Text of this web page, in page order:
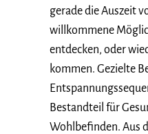
gerade die Auszeit
willkommene
entdecken, oder
kommen. Gezielte
Bestandteil für
Wohlbefinden. Aus